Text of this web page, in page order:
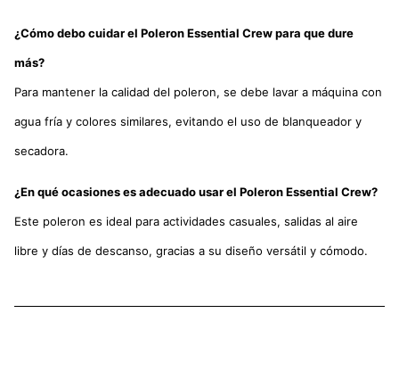
¿Cómo debo cuidar el Poleron Essential Crew para que dure
más?
Para mantener la calidad del poleron, se debe lavar a máquina con
agua fría y colores similares, evitando el uso de blanqueador y
secadora.
¿En qué ocasiones es adecuado usar el Poleron Essential Crew?
Este poleron es ideal para actividades casuales, salidas al aire
libre y días de descanso, gracias a su diseño versátil y cómodo.